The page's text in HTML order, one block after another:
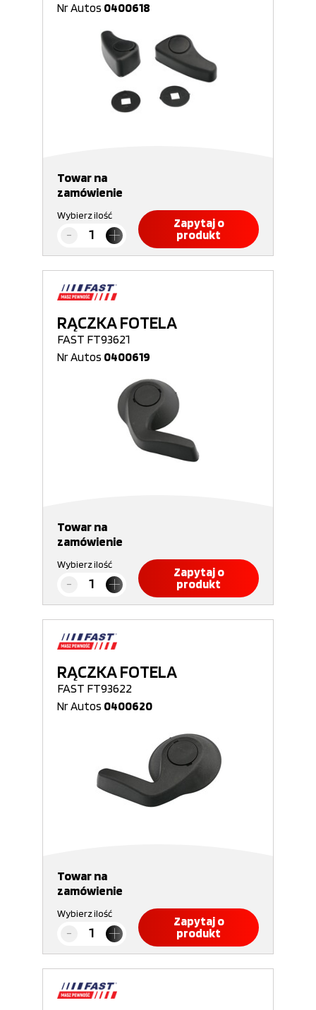
Nr Autos 0400618
Towar na
zamówienie
Wybierz ilość
Zapytaj o
produkt
RĄCZKA FOTELA
FAST FT93621
Nr Autos 0400619
Towar na
zamówienie
Wybierz ilość
Zapytaj o
produkt
RĄCZKA FOTELA
FAST FT93622
Nr Autos 0400620
Towar na
zamówienie
Wybierz ilość
Zapytaj o
produkt